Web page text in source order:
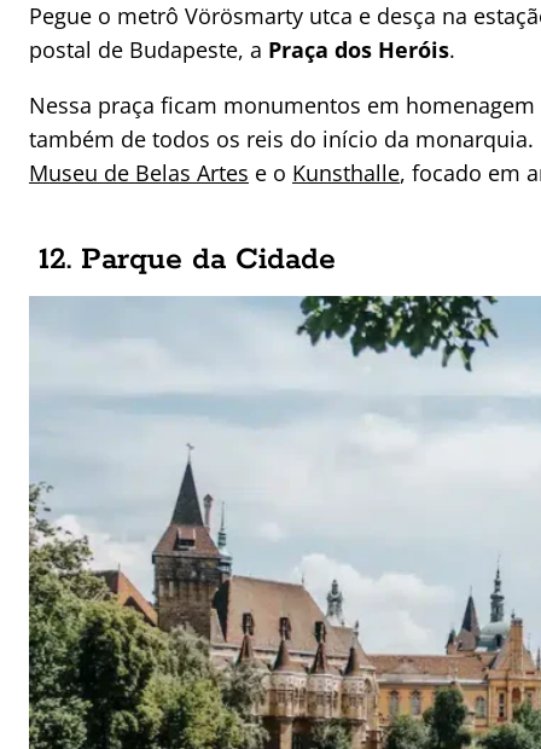
Pegue o metrô Vörösmarty utca e desça na
postal de Budapeste, a Praça dos Heróis.
Nessa praça ficam monumentos em
também de todos os reis do início da
Museu de Belas Artes e o Kunsthalle, focado em
12. Parque da Cidade